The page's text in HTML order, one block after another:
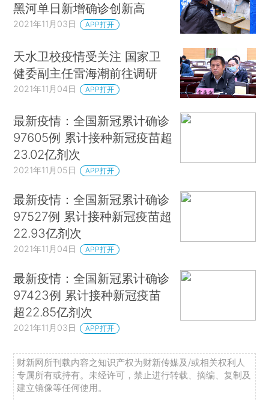
黑河单日新增确诊创新高
2021年11月03日 APP打开
天水卫校疫情受关注 国家卫
健委副主任雷海潮前往调研
2021年11月04日 APP打开
最新疫情：全国新冠累计确诊
97605例 累计接种新冠疫苗超
23.02亿剂次
2021年11月05日 APP打开
最新疫情：全国新冠累计确诊
97527例 累计接种新冠疫苗超
22.93亿剂次
2021年11月04日 APP打开
最新疫情：全国新冠累计确诊
97423例 累计接种新冠疫苗
超22.85亿剂次
2021年11月03日 APP打开
财新网所刊载内容之知识产权为财新传媒及/或相关权利人
专属所有或持有。未经许可，禁止进行转载、摘编、复制及
建立镜像等任何使用。